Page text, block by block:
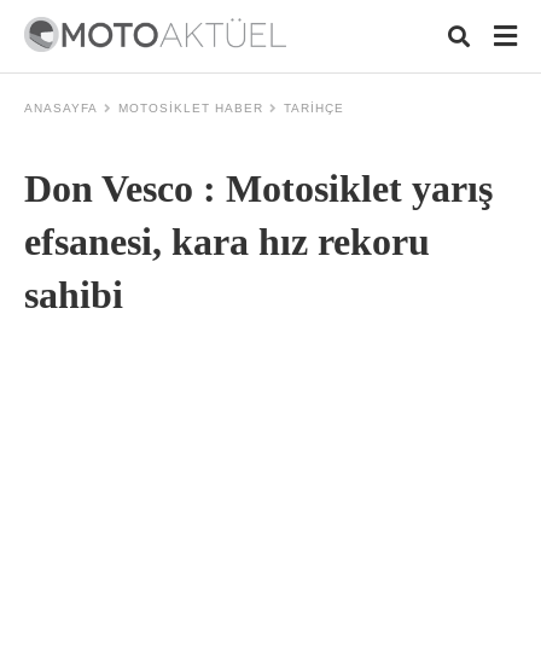
ANASAYFA MOTOSIKLET HABER TARIHÇE
Don Vesco : Motosiklet yarış
efsanesi, kara hız rekoru
sahibi